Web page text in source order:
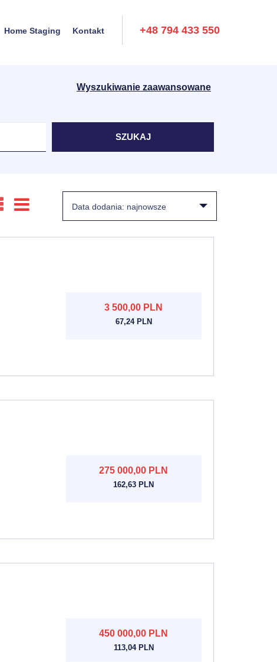
Home Staging Kontakt +48 794 433 550
Wyszukiwanie zaawansowane
Data dodania: najnowsze
3 500,00 PLN
67,24 PLN
275 000,00 PLN
162,63 PLN
450 000,00 PLN
113,04 PLN